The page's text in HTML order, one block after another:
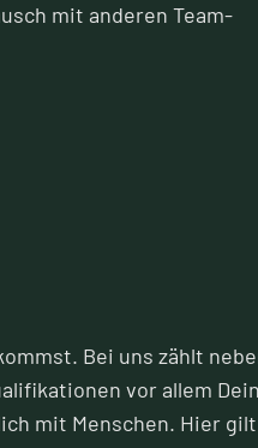
mit anderen Team-
Bei uns zählt
vor allem
mit Menschen. Hier